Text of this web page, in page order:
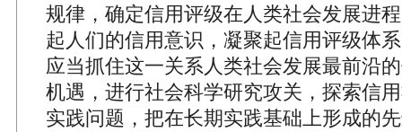
规律，确定信用评级在人类社会发展进
起人们的信用意识，凝聚起信用评级体
应当抓住这一关系人类社会发展最前沿
机遇，进行社会科学研究攻关，探索信
实践问题，把在长期实践基础上形成的